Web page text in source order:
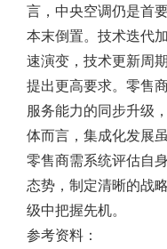
言，中央空调仍是首
本末倒置。技术迭代
速演变，技术更新周
提出更高要求。零售
服务能力的同步升级
体而言，集成化发展
零售商需系统评估自
态势，制定清晰的战
级中把握先机。
参考资料：